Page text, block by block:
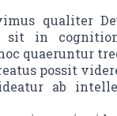
qualiter
sit in
quaeruntur
possit
ab